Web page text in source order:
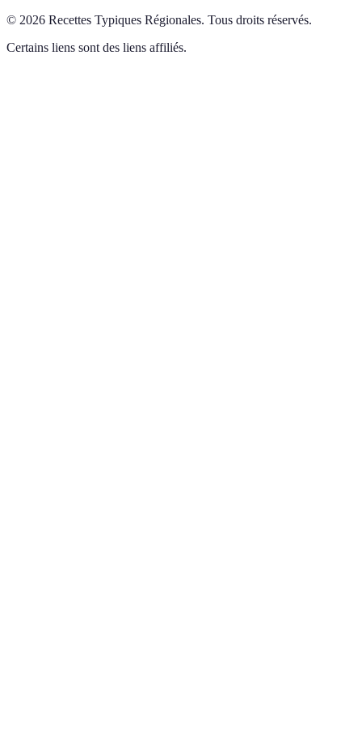
© 2026 Recettes Typiques Régionales. Tous droits réservés.
Certains liens sont des liens affiliés.